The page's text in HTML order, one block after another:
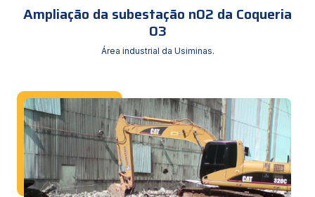
Ampliação da subestação n02 da Coqueria
03
Área industrial da Usiminas.